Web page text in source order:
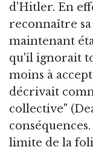
d'Hitler. En
reconnaître
maintenant
qu'il ignorait
moins à
décrivait
collective"
limite de la